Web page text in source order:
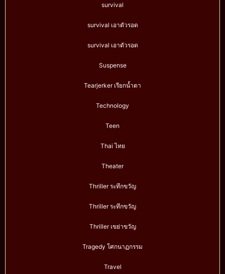
survival
survival เอาตัวรอด
survival เอาตัวรอด
Suspense
Tearjerker เรียกน้ำตา
Technology
Teen
Thai ไทย
Theater
Thriller ระทึกขวัญ
Thriller ระทึกขวัญ
Thriller เขย่าขวัญ
Tragedy โศกนาฏกรรม
Travel